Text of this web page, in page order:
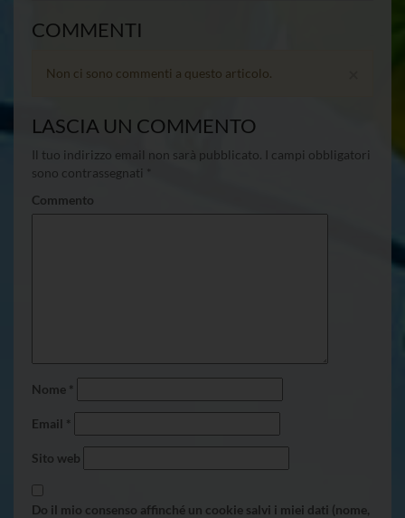
COMMENTI
Non ci sono commenti a questo articolo.
LASCIA UN COMMENTO
Il tuo indirizzo email non sarà pubblicato. I campi obbligatori
sono contrassegnati *
Commento
Nome *
Email *
Sito web
Do il mio consenso affinché un cookie salvi i miei dati (nome,